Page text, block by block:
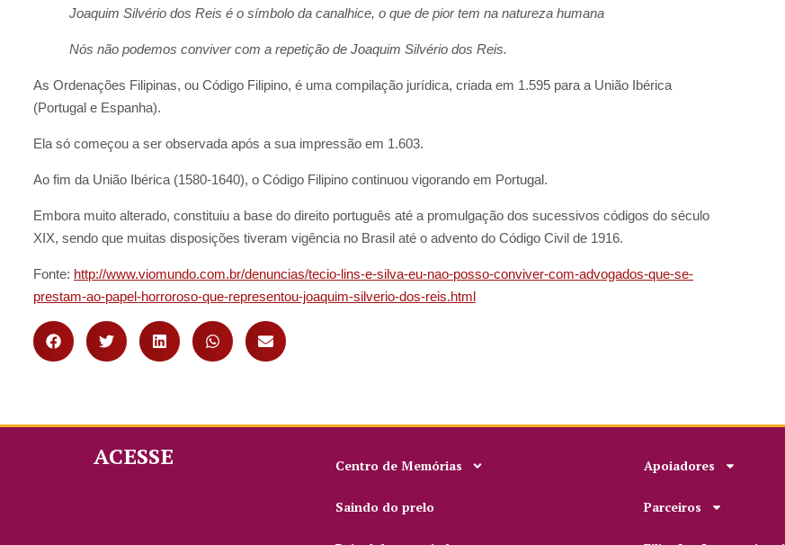
Joaquim Silvério dos Reis é o símbolo da canalhice, o que de pior tem na natureza humana
Nós não podemos conviver com a repetição de Joaquim Silvério dos Reis.
As Ordenações Filipinas, ou Código Filipino, é uma compilação jurídica, criada em 1.595 para a União Ibérica
(Portugal e Espanha).
Ela só começou a ser observada após a sua impressão em 1.603.
Ao fim da União Ibérica (1580-1640), o Código Filipino continuou vigorando em Portugal.
Embora muito alterado, constituiu a base do direito português até a promulgação dos sucessivos códigos do século
XIX, sendo que muitas disposições tiveram vigência no Brasil até o advento do Código Civil de 1916.
Fonte: http://www.viomundo.com.br/denuncias/tecio-lins-e-silva-eu-nao-posso-conviver-com-advogados-que-se-
prestam-ao-papel-horroroso-que-representou-joaquim-silverio-dos-reis.html
ACESSE Centro de Memórias
Saindo do prelo
Apoiadores
Parceiros